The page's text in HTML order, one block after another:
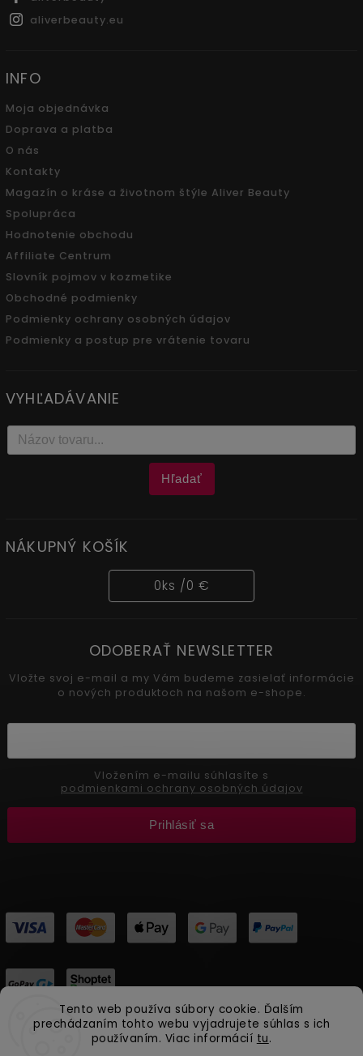
Tento web používa súbory cookie. Ďalším
prechádzaním tohto webu vyjadrujete súhlas s ich
používaním. Viac informácií tu.
aliverbeauty.eu
INFO
Moja objednávka
Doprava a platba
O nás
Kontakty
Magazín o kráse a životnom štýle Aliver Beauty
Spolupráca
Hodnotenie obchodu
Affiliate Centrum
Slovník pojmov v kozmetike
Obchodné podmienky
Podmienky ochrany osobných údajov
Podmienky a postup pre vrátenie tovaru
VYHĽADÁVANIE
Hľadať
NÁKUPNÝ KOŠÍK
0ks /0 €
ODOBERAŤ NEWSLETTER
Vložte svoj e-mail a my Vám budeme zasielať informácie
o nových produktoch na našom e-shope.
podmienkami ochrany osobných údajov
Prihlásiť sa
Copyright 2026Aliver Beauty . Všetky práva vyhradené.